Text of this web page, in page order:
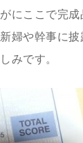
にここで完
婦や幹事に
みです。